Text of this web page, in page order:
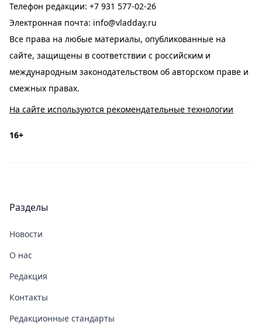
Телефон редакции: +7 931 577-02-26
Электронная почта: info@vladday.ru
Все права на любые материалы, опубликованные на
сайте, защищены в соответствии с российским и
международным законодательством об авторском праве и
смежных правах.
На сайте используются рекомендательные технологии
16+
Разделы
Новости
О нас
Редакция
Контакты
Редакционные стандарты